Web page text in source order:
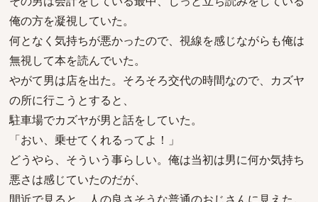
俺の方を凝視していた。
何となく気持ちが悪かったので、視線を感じながらも俺は
無視して本を読んでいた。
やがて男は店を出た。そろそろ交代の時間なので、カズヤ
の所に行こうとすると、
駐車場でカズヤが男と話をしていた。
「おい、乗せてくれるってよ！」
どうやら、そういう事らしい。俺は当初は男に何か気持ち
悪さは感じていたのだが、